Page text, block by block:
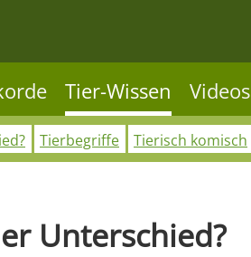
Tier-Wissen Videos
Tierbegriffe Tierisch komisch
Unterschied?